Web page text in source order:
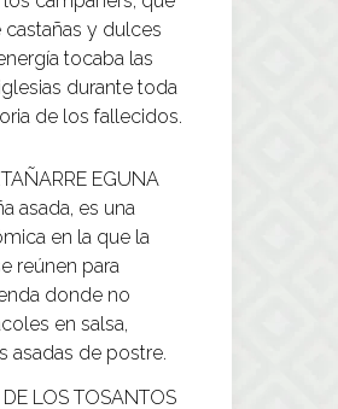
castañas y dulces
tocaba las
durante toda
de los fallecidos.
EGUNA
asada, es una
en la que la
reúnen para
donde no
en salsa,
asadas de postre.
LOS TOSANTOS